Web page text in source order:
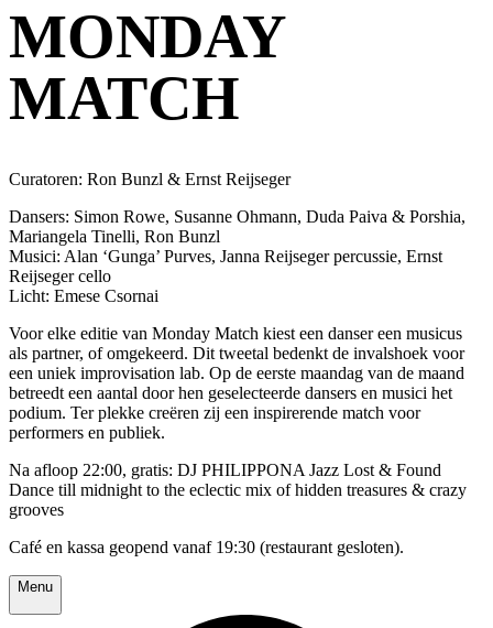
MONDAY
MATCH
Curatoren: Ron Bunzl & Ernst Reijseger
Dansers: Simon Rowe, Susanne Ohmann, Duda Paiva & Porshia,
Mariangela Tinelli, Ron Bunzl
Musici: Alan ‘Gunga’ Purves, Janna Reijseger percussie, Ernst
Reijseger cello
Licht: Emese Csornai
Voor elke editie van Monday Match kiest een danser een musicus
als partner, of omgekeerd. Dit tweetal bedenkt de invalshoek voor
een uniek improvisation lab. Op de eerste maandag van de maand
betreedt een aantal door hen geselecteerde dansers en musici het
podium. Ter plekke creëren zij een inspirerende match voor
performers en publiek.
Na afloop 22:00, gratis: DJ PHILIPPONA Jazz Lost & Found
Dance till midnight to the eclectic mix of hidden treasures & crazy
grooves
Café en kassa geopend vanaf 19:30 (restaurant gesloten).
Menu